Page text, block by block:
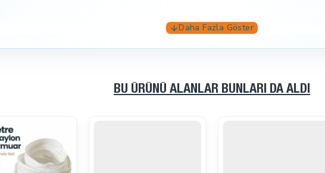
kontrol edin ve uygun dikiş tekniklerini kullanın. Set içinde
BU ÜRÜNÜ ALANLAR BUNLARI DA ALDI